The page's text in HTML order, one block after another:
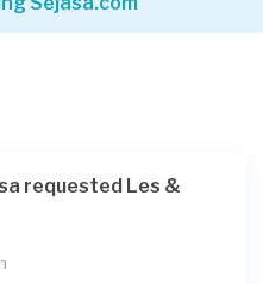
Masak
requested Les &